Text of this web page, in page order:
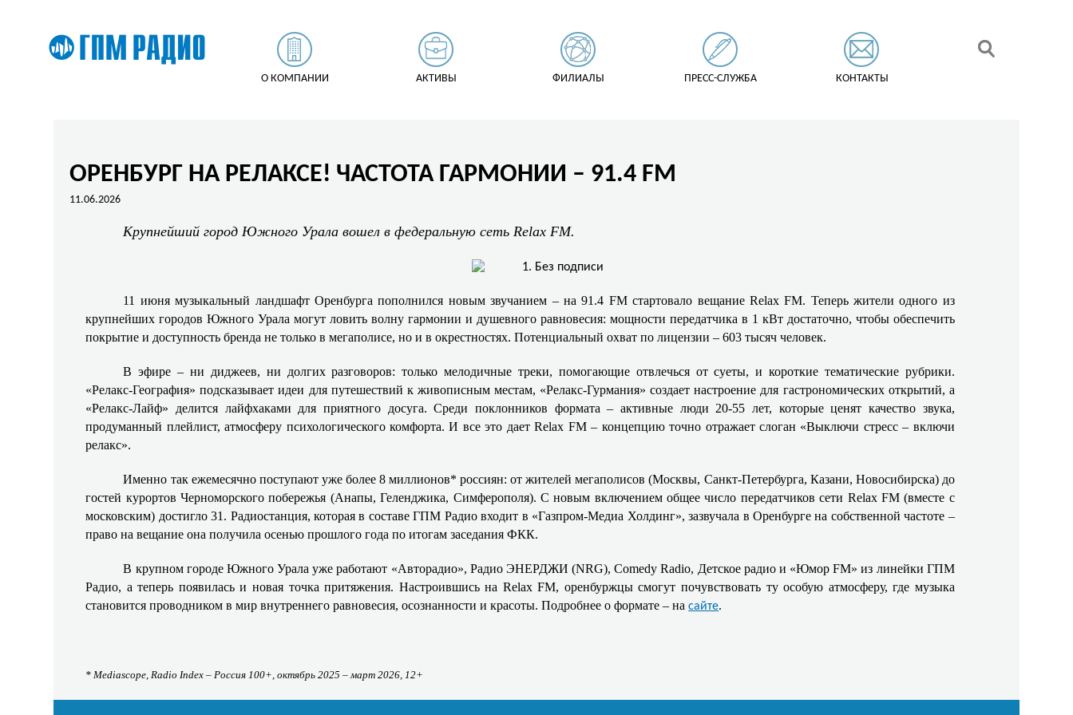
О КОМПАНИИ АКТИВЫ ФИЛИАЛЫ ПРЕСС-СЛУЖБА КОНТАКТЫ
ОРЕНБУРГ НА РЕЛАКСЕ! ЧАСТОТА ГАРМОНИИ – 91.4 FM
11.06.2026
Крупнейший город Южного Урала вошел в федеральную сеть Relax FM.
11 июня музыкальный ландшафт Оренбурга пополнился новым звучанием – на 91.4 FM стартовало вещание Relax FM. Теперь жители одного из
крупнейших городов Южного Урала могут ловить волну гармонии и душевного равновесия: мощности передатчика в 1 кВт достаточно, чтобы обеспечить
покрытие и доступность бренда не только в мегаполисе, но и в окрестностях. Потенциальный охват по лицензии – 603 тысяч человек.
В эфире – ни диджеев, ни долгих разговоров: только мелодичные треки, помогающие отвлечься от суеты, и короткие тематические рубрики.
«Релакс‑География» подсказывает идеи для путешествий к живописным местам, «Релакс‑Гурмания» создает настроение для гастрономических открытий, а
«Релакс‑Лайф» делится лайфхаками для приятного досуга. Среди поклонников формата – активные люди 20-55 лет, которые ценят качество звука,
продуманный плейлист, атмосферу психологического комфорта. И все это дает Relax FM – концепцию точно отражает слоган «Выключи стресс – включи
релакс».
Именно так ежемесячно поступают уже более 8 миллионов* россиян: от жителей мегаполисов (Москвы, Санкт‑Петербурга, Казани, Новосибирска) до
гостей курортов Черноморского побережья (Анапы, Геленджика, Симферополя). С новым включением общее число передатчиков сети Relax FM (вместе с
московским) достигло 31. Радиостанция, которая в составе ГПМ Радио входит в «Газпром-Медиа Холдинг», зазвучала в Оренбурге на собственной частоте –
право на вещание она получила осенью прошлого года по итогам заседания ФКК.
В крупном городе Южного Урала уже работают «Авторадио», Радио ЭНЕРДЖИ (NRG), Comedy Radio, Детское радио и «Юмор FM» из линейки ГПМ
Радио, а теперь появилась и новая точка притяжения. Настроившись на Relax FM, оренбуржцы смогут почувствовать ту особую атмосферу, где музыка
становится проводником в мир внутреннего равновесия, осознанности и красоты. Подробнее о формате – насайте.
* Mediascope, Radio Index – Россия 100+, октябрь 2025 – март 2026, 12+